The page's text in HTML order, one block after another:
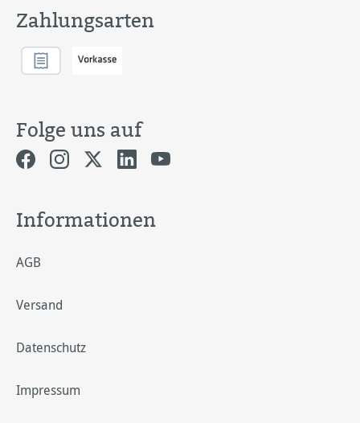
Zahlungsarten
Folge uns auf
Informationen
AGB
Versand
Datenschutz
Impressum